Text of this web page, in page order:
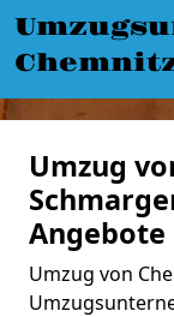
Umzug
Angebote
Umzug von